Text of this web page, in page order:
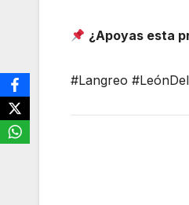
¿Apoyas esta
#Langreo